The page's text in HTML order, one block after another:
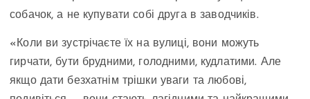
собачок, а не купувати собі друга в заводчиків.
«Коли ви зустрічаєте їх на вулиці, вони можуть
гирчати, бути брудними, голодними, кудлатими. Але
якщо дати безхатнім трішки уваги та любові,